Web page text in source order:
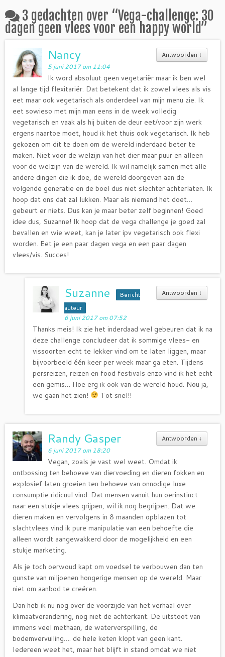
3 gedachten over “Vega-challenge: 30
dagen geen vlees voor een happy world”
Antwoorden ↓
Nancy
5 juni 2017 om 11:04
Ik word absoluut geen vegetariër maar ik ben wel
al lange tijd flexitariër. Dat betekent dat ik zowel vlees als vis
eet maar ook vegetarisch als onderdeel van mijn menu zie. Ik
eet sowieso met mijn man eens in de week volledig
vegetarisch en vaak als hij buiten de deur eet/voor zijn werk
ergens naartoe moet, houd ik het thuis ook vegetarisch. Ik heb
gekozen om dit te doen om de wereld inderdaad beter te
maken. Niet voor de welzijn van het dier maar puur en alleen
voor de welzijn van de wereld. Ik wil namelijk samen met alle
andere dingen die ik doe, de wereld doorgeven aan de
volgende generatie en de boel dus niet slechter achterlaten. Ik
hoop dat ons dat zal lukken. Maar als niemand het doet…
gebeurt er niets. Dus kan je maar beter zelf beginnen! Goed
idee dus, Suzanne! Ik hoop dat de vega challenge je goed zal
bevallen en wie weet, kan je later ipv vegetarisch ook flexi
worden. Eet je een paar dagen vega en een paar dagen
vlees/vis. Succes!
Antwoorden ↓
Suzanne
Bericht
auteur
6 juni 2017 om 07:52
Thanks meis! Ik zie het inderdaad wel gebeuren dat ik na
deze challenge concludeer dat ik sommige vlees- en
vissoorten echt te lekker vind om te laten liggen, maar
bijvoorbeeld één keer per week maar ga eten. Tijdens
persreizen, reizen en food festivals enzo vind ik het echt
een gemis… Hoe erg ik ook van de wereld houd. Nou ja,
we gaan het zien!
Tot snel!!
Antwoorden ↓
Randy Gasper
6 juni 2017 om 18:20
Vegan, zoals je vast wel weet. Omdat ik
ontbossing ten behoeve van diervoeding en dieren fokken en
explosief laten groeien ten behoeve van onnodige luxe
consumptie ridicuul vind. Dat mensen vanuit hun oerinstinct
naar een stukje vlees grijpen, wil ik nog begrijpen. Dat we
dieren maken en vervolgens in 8 maanden opblazen tot
slachtvlees vind ik pure manipulatie van een behoefte die
alleen wordt aangewakkerd door de mogelijkheid en een
stukje marketing.
Als je toch oerwoud kapt om voedsel te verbouwen dan ten
gunste van miljoenen hongerige mensen op de wereld. Maar
niet om aanbod te creëren.
Dan heb ik nu nog over de voorzijde van het verhaal over
klimaatverandering, nog niet de achterkant. De uitstoot van
immens veel methaan, de waterverspilling, de
bodemvervuiling…. de hele keten klopt van geen kant.
Iedereen weet het, maar het blijft in stand omdat we niet